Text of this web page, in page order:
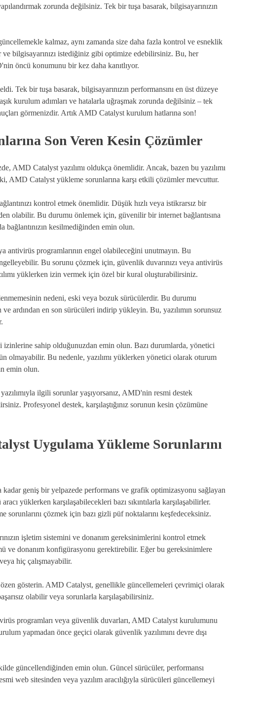
zorunda değilsiniz. Tek bir tuşa basarak, bilgisayarınızın
kalmaz, aynı zamanda size daha fazla kontrol ve esneklik
ve bilgisayarınızı istediğiniz gibi optimize edebilirsiniz. Bu, her
öncü konumunu bir kez daha kanıtlıyor.
Tek bir tuşa basarak, bilgisayarınızın performansını en üst düzeye
kurulum adımları ve hatalarla uğraşmak zorunda değilsiniz – tek
görmenizdir. Artık AMD Catalyst kurulum hatlarına son!
Son Veren Kesin Çözümler
AMD Catalyst yazılımı oldukça önemlidir. Ancak, bazen bu yazılımı
AMD Catalyst yükleme sorunlarına karşı etkili çözümler mevcuttur.
kontrol etmek önemlidir. Düşük hızlı veya istikrarsız bir
olabilir. Bu durumu önlemek için, güvenilir bir internet bağlantısına
bağlantınızın kesilmediğinden emin olun.
antivirüs programlarının engel olabileceğini unutmayın. Bu
Bu sorunu çözmek için, güvenlik duvarınızı veya antivirüs
yüklerken izin vermek için özel bir kural oluşturabilirsiniz.
nedeni, eski veya bozuk sürücülerdir. Bu durumu
ardından en son sürücüleri indirip yükleyin. Bu, yazılımın sorunsuz
izinlerine sahip olduğunuzdan emin olun. Bazı durumlarda, yönetici
olmayabilir. Bu nedenle, yazılımı yüklerken yönetici olarak oturum
emin olun.
ilgili sorunlar yaşıyorsanız, AMD'nin resmi destek
Profesyonel destek, karşılaştığınız sorunun kesin çözümüne
Uygulama Yükleme Sorunlarını
geniş bir yelpazede performans ve grafik optimizasyonu sağlayan
yüklerken karşılaşabilecekleri bazı sıkıntılarla karşılaşabilirler.
çözmek için bazı gizli püf noktalarını keşfedeceksiniz.
işletim sistemini ve donanım gereksinimlerini kontrol etmek
donanım konfigürasyonu gerektirebilir. Eğer bu gereksinimlere
hiç çalışmayabilir.
özen gösterin. AMD Catalyst, genellikle güncellemeleri çevrimiçi olarak
olabilir veya sorunlarla karşılaşabilirsiniz.
programları veya güvenlik duvarları, AMD Catalyst kurulumunu
yapmadan önce geçici olarak güvenlik yazılımını devre dışı
güncellendiğinden emin olun. Güncel sürücüler, performansı
web sitesinden veya yazılım aracılığıyla sürücüleri güncellemeyi